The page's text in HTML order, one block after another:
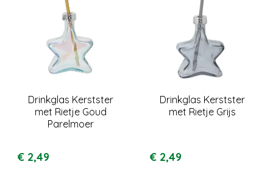
Drinkglas Kerstster
met Rietje Goud
Parelmoer
€ 2,49
Drinkglas Kerstster
met Rietje Grijs
€ 2,49